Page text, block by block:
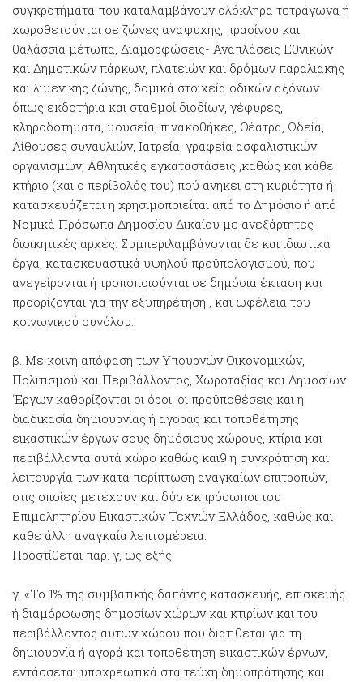
συγκροτήματα που καταλαμβάνουν ολόκληρα τετράγωνα ή
χωροθετούνται σε ζώνες αναψυχής, πρασίνου και
θαλάσσια μέτωπα, Διαμορφώσεις- Αναπλάσεις Εθνικών
και Δημοτικών πάρκων, πλατειών και δρόμων παραλιακής
και λιμενικής ζώνης, δομικά στοιχεία οδικών αξόνων
όπως εκδοτήρια και σταθμοί διοδίων, γέφυρες,
κληροδοτήματα, μουσεία, πινακοθήκες, Θέατρα, Ωδεία,
Αίθουσες συναυλιών, Ιατρεία, γραφεία ασφαλιστικών
οργανισμών, Αθλητικές εγκαταστάσεις ,καθώς και κάθε
κτήριο (και ο περίβολός του) πού ανήκει στη κυριότητα ή
κατασκευάζεται η χρησιμοποιείται από το Δημόσιο ή από
Νομικά Πρόσωπα Δημοσίου Δικαίου με ανεξάρτητες
διοικητικές αρχές. Συμπεριλαμβάνονται δε και ιδιωτικά
έργα, κατασκευαστικά υψηλού προϋπολογισμού, που
ανεγείρονται ή τροποποιούνται σε δημόσια έκταση και
προορίζονται για την εξυπηρέτηση , και ωφέλεια του
κοινωνικού συνόλου.
β. Με κοινή απόφαση των Υπουργών Οικονομικών,
Πολιτισμού και Περιβάλλοντος, Χωροταξίας και Δημοσίων
΄Εργων καθορίζονται οι όροι, οι προϋποθέσεις και η
διαδικασία δημιουργίας ή αγοράς και τοποθέτησης
εικαστικών έργων σους δημόσιους χώρους, κτίρια και
περιβάλλοντα αυτά χώρο καθώς και9 η συγκρότηση και
λειτουργία των κατά περίπτωση αναγκαίων επιτροπών,
στις οποίες μετέχουν και δύο εκπρόσωποι του
Επιμελητηρίου Εικαστικών Τεχνών Ελλάδος, καθώς και
κάθε άλλη αναγκαία λεπτομέρεια.
Προστίθεται παρ. γ, ως εξής:
γ. «Το 1% της συμβατικής δαπάνης κατασκευής, επισκευής
ή διαμόρφωσης δημοσίων χώρων και κτιρίων και του
περιβάλλοντος αυτών χώρου που διατίθεται για τη
δημιουργία ή αγορά και τοποθέτηση εικαστικών έργων,
εντάσσεται υποχρεωτικά στα τεύχη δημοπράτησης και